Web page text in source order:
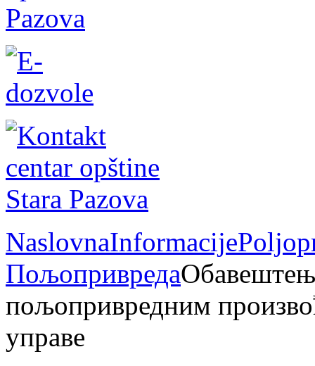
NaslovnaInformacije
Пољопривреда
пољопривредним
управе